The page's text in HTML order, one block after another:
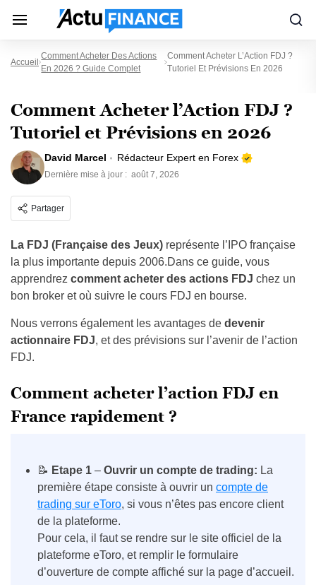
Accueil
Comment Acheter Des Actions
En 2026 ? Guide Complet
Comment Acheter L’Action FDJ ?
Tutoriel Et Prévisions En 2026
Comment Acheter l’Action FDJ ?
Tutoriel et Prévisions en 2026
David Marcel Rédacteur Expert en Forex
Dernière mise à jour : août 7, 2026
Partager
La FDJ (Française des Jeux) représente l’IPO française
la plus importante depuis 2006.Dans ce guide, vous
apprendrez comment acheter des actions FDJ chez un
bon broker et où suivre le cours FDJ en bourse.
Nous verrons également les avantages de devenir
actionnaire FDJ, et des prévisions sur l’avenir de l’action
FDJ.
Comment acheter l’action FDJ en
France rapidement ?
📝 Etape 1 – Ouvrir un compte de trading: La
première étape consiste à ouvrir un compte de
trading sur eToro, si vous n’êtes pas encore client
de la plateforme.
Pour cela, il faut se rendre sur le site officiel de la
plateforme eToro, et remplir le formulaire
d’ouverture de compte affiché sur la page d’accueil.